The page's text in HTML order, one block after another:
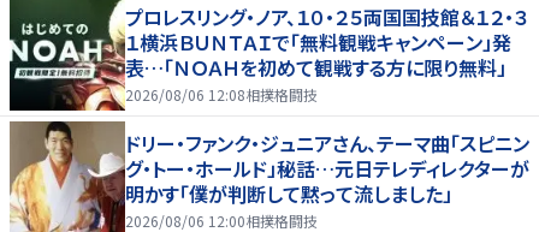
プロレスリング・ノア、１０・２５両国国技館＆１２・３
１横浜ＢＵＮＴＡＩで「無料観戦キャンペーン」発
表…「ＮＯＡＨを初めて観戦する方に限り無料」
2026/08/06 12:08相撲格闘技
ドリー・ファンク・ジュニアさん、テーマ曲「スピニン
グ・トー・ホールド」秘話…元日テレディレクターが
明かす「僕が判断して黙って流しました」
2026/08/06 12:00相撲格闘技